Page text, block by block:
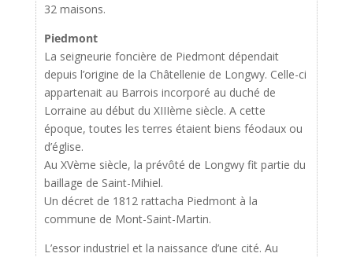
32 maisons.
Piedmont
La seigneurie foncière de Piedmont dépendait
depuis l’origine de la Châtellenie de Longwy. Celle-ci
appartenait au Barrois incorporé au duché de
Lorraine au début du XIIIème siècle. A cette
époque, toutes les terres étaient biens féodaux ou
d’église.
Au XVème siècle, la prévôté de Longwy fit partie du
baillage de Saint-Mihiel.
Un décret de 1812 rattacha Piedmont à la
commune de Mont-Saint-Martin.
L’essor industriel et la naissance d’une cité. Au